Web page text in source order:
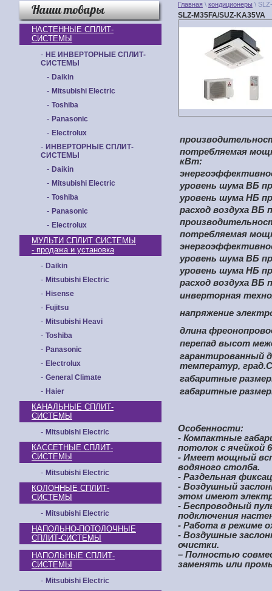
Наши товары
НАСТЕННЫЕ СПЛИТ-
СИСТЕМЫ
- НЕ ИНВЕРТОРНЫЕ СПЛИТ-
СИСТЕМЫ
- Daikin
- Mitsubishi Electric
- Toshiba
- Panasonic
- Electrolux
- ИНВЕРТОРНЫЕ СПЛИТ-
СИСТЕМЫ
- Daikin
- Mitsubishi Electric
- Toshiba
- Panasonic
- Electrolux
МУЛЬТИ СПЛИТ СИСТЕМЫ
- продажа и установка
- Daikin
- Mitsubishi Electric
- Hisense
- Fujitsu
- Mitsubishi Heavi
- Toshiba
- Panasonic
- Electrolux
- General Climate
- Haier
КАНАЛЬНЫЕ СПЛИТ-
СИСТЕМЫ
- Mitsubishi Electric
КАССЕТНЫЕ СПЛИТ-
СИСТЕМЫ
- Mitsubishi Electric
КОЛОННЫЕ СПЛИТ-
СИСТЕМЫ
- Mitsubishi Electric
НАПОЛЬНО-ПОТОЛОЧНЫЕ
СПЛИТ-СИСТЕМЫ
НАПОЛЬНЫЕ СПЛИТ-
СИСТЕМЫ
- Mitsubishi Electric
Главная \ кондиционеры \
SLZ-M35FA/SUZ-KA35VA
потребляемая
кВт:
уровень шума ВБ
уровень шума НБ
расход воздуха ВБ
потребляемая
уровень шума ВБ
уровень шума НБ
расход воздуха ВБ
инверторная
напряжение
длина
перепад высот
гарантированный
температур,
габаритные
габаритные
Особенности:
- Компактные
потолок с ячейкой
- Имеет мощный
водяного столба.
- Раздельная
- Воздушный
этом имеют
- Беспроводный
подключения
- Работа в режиме
- Воздушные
очистки.
– Полностью
заменять или